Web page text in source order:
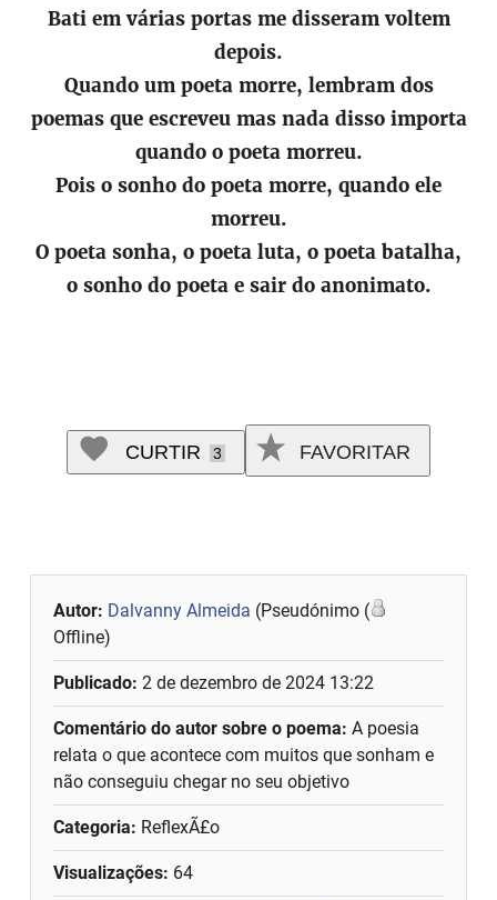
Bati em várias portas me disseram voltem
depois.
Quando um poeta morre, lembram dos
poemas que escreveu mas nada disso importa
quando o poeta morreu.
Pois o sonho do poeta morre, quando ele
morreu.
O poeta sonha, o poeta luta, o poeta batalha,
o sonho do poeta e sair do anonimato.
CURTIR 3 FAVORITAR
Autor: Dalvanny Almeida (Pseudónimo (
Offline)
Publicado:2 de dezembro de 2024 13:22
Comentário do autor sobre o poema:A poesia
relata o que acontece com muitos que sonham e
não conseguiu chegar no seu objetivo
Categoria: ReflexÃ£o
Visualizações: 64